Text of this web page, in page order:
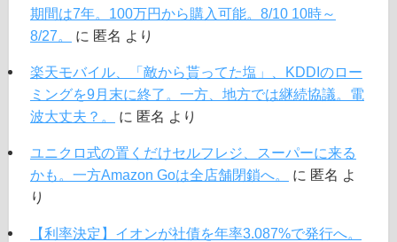
期間は7年。100万円から購入可能。8/10 10時～
8/27。
に 匿名 より
楽天モバイル、「敵から貰ってた塩」、KDDIのロー
ミングを9月末に終了。一方、地方では継続協議。電
波大丈夫？。
に 匿名 より
ユニクロ式の置くだけセルフレジ、スーパーに来る
かも。一方Amazon Goは全店舗閉鎖へ。
に 匿名 よ
り
【利率決定】イオンが社債を年率3.087%で発行へ。